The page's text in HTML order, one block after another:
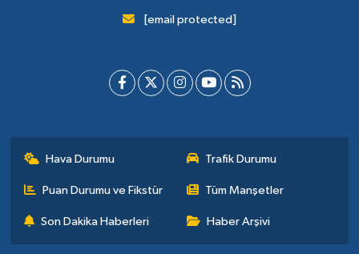
[email protected]
Hava Durumu Trafik Durumu
Puan Durumu ve Fikstür Tüm Manşetler
Son Dakika Haberleri Haber Arşivi